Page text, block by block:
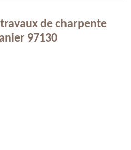
de charpente
97130